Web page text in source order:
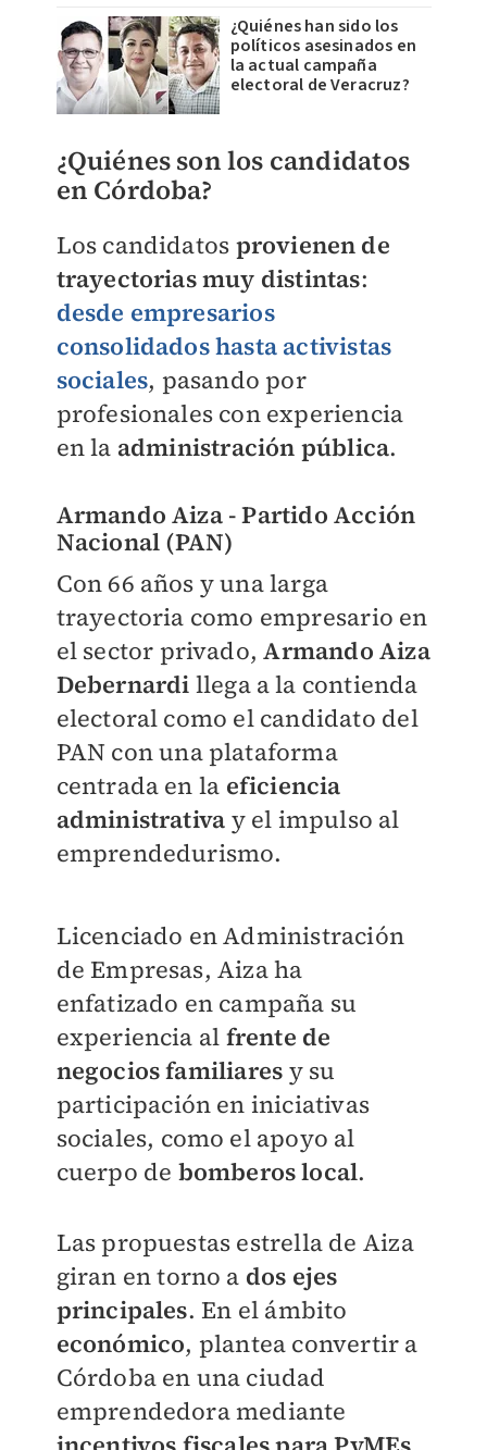
¿Quiénes han sido los
políticos asesinados en
la actual campaña
electoral de Veracruz?
​¿Quiénes son los candidatos
en Córdoba?
Los candidatos provienen de
trayectorias muy distintas:
desde empresarios
consolidados hasta activistas
sociales, pasando por
profesionales con experiencia
en la administración pública.
Armando Aiza - Partido Acción
Nacional (PAN)
Con 66 años y una larga
trayectoria como empresario en
el sector privado,Armando Aiza
Debernardi llega a la contienda
electoral como el candidato del
PAN con una plataforma
centrada en la eficiencia
administrativa y el impulso al
emprendedurismo.
Licenciado en Administración
de Empresas, Aiza ha
enfatizado en campaña su
experiencia al frente de
negocios familiares y su
participación en iniciativas
sociales, como el apoyo al
cuerpo de bomberos local.
Las propuestas estrella de Aiza
giran en torno a dos ejes
principales. En el ámbito
económico, plantea convertir a
Córdoba en una ciudad
emprendedora mediante